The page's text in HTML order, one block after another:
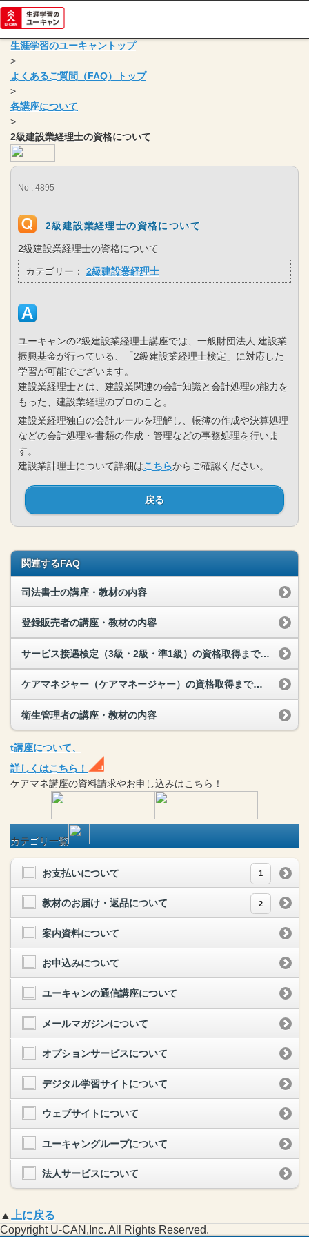
生涯学習のユーキャントップ
>
よくあるご質問（FAQ）トップ
>
各講座について
>
2級建設業経理士の資格について
No : 4895
2級建設業経理士の資格について
2級建設業経理士の資格について
カテゴリー： 2級建設業経理士
ユーキャンの2級建設業経理士講座では、一般財団法人 建設業
振興基金が行っている、「2級建設業経理士検定」に対応した
学習が可能でございます。
建設業経理士とは、建設業関連の会計知識と会計処理の能力を
もった、建設業経理のプロのこと。
建設業経理独自の会計ルールを理解し、帳簿の作成や決算処理
などの会計処理や書類の作成・管理などの事務処理を行いま
す。
建設業計理士について詳細はこちらからご確認ください。
戻る
関連するFAQ
司法書士の講座・教材の内容
登録販売者の講座・教材の内容
サービス接遇検定（3級・2級・準1級）の資格取得までにかかる期間
ケアマネジャー（ケアマネージャー）の資格取得までにかかる期間
衛生管理者の講座・教材の内容
t講座について、
詳しくはこちら！
ケアマネ講座の資料請求やお申し込みはこちら！
カテゴリ一覧
お支払いについて 1
教材のお届け・返品について 2
案内資料について
お申込みについて
ユーキャンの通信講座について
メールマガジンについて
オプションサービスについて
デジタル学習サイトについて
ウェブサイトについて
ユーキャングループについて
法人サービスについて
▲
上に戻る
Copyright U-CAN,Inc. All Rights Reserved.